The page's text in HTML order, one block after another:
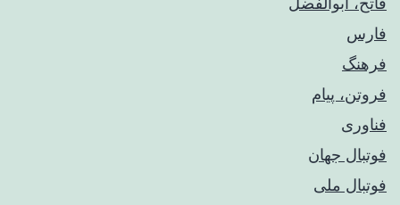
فارس
فرهنگ
فروتن، پیام
فناوری
فوتبال جهان
فوتبال ملی